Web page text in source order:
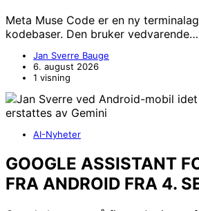
Meta Muse Code er en ny
kodebaser. Den bruker vedvarende…
Jan Sverre Bauge
6. august 2026
1 visning
AI-Nyheter
GOOGLE ASSISTANT
FRA ANDROID FRA 4.